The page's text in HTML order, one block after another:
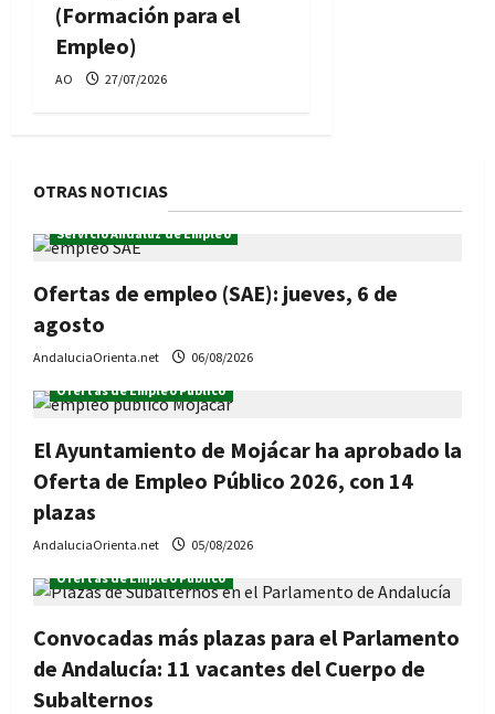
(Formación para el
Empleo)
AO 27/07/2026
OTRAS NOTICIAS
Servicio Andaluz de Empleo
Ofertas de empleo (SAE): jueves, 6 de
agosto
AndaluciaOrienta.net
06/08/2026
Ofertas de Empleo Público
El Ayuntamiento de Mojácar ha aprobado la
Oferta de Empleo Público 2026, con 14
plazas
AndaluciaOrienta.net
05/08/2026
Ofertas de Empleo Público
Convocadas más plazas para el Parlamento
de Andalucía: 11 vacantes del Cuerpo de
Subalternos